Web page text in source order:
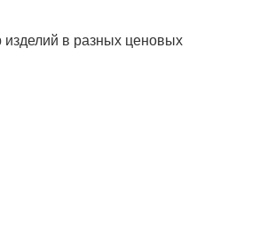
в разных ценовых